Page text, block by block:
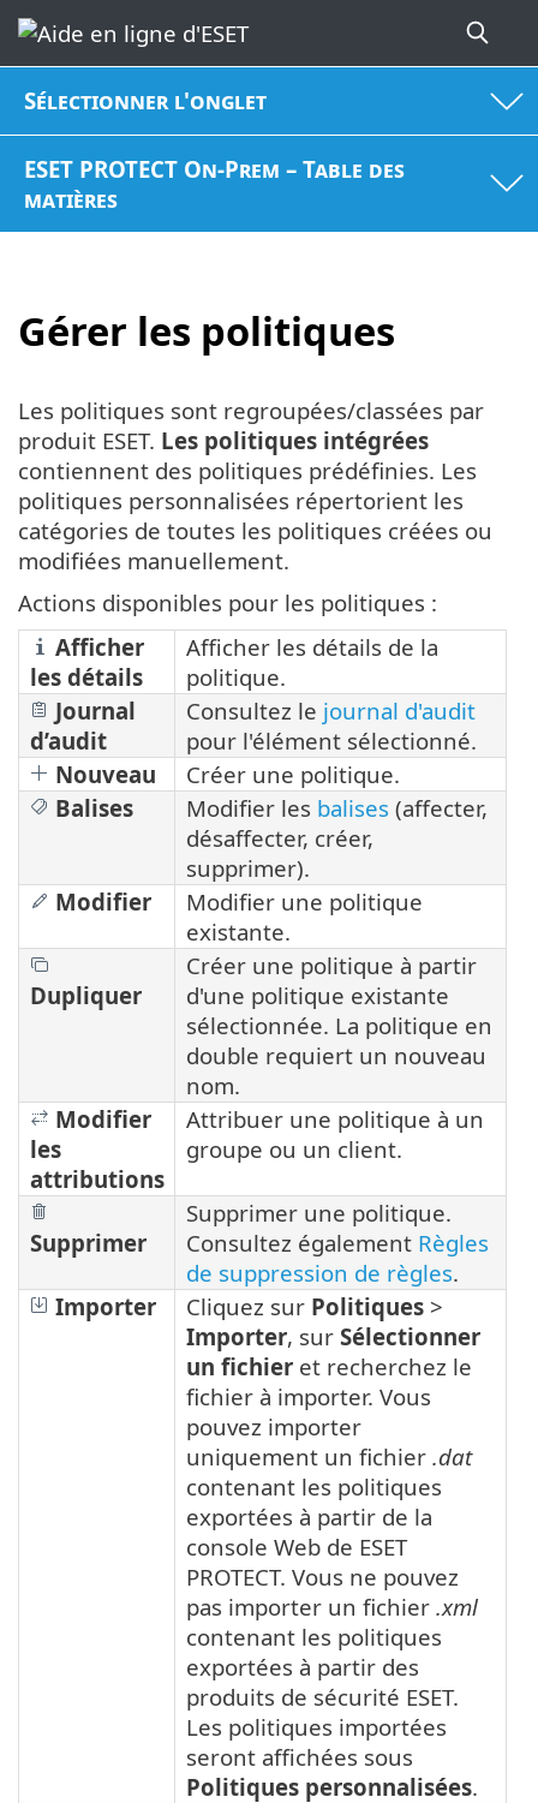
Sélectionner l'onglet
ESET PROTECT On-Prem – Table des
matières
Gérer les politiques
Les politiques sont regroupées/classées par
produit ESET. Les politiques intégrées
contiennent des politiques prédéfinies. Les
politiques personnalisées répertorient les
catégories de toutes les politiques créées ou
modifiées manuellement.
Actions disponibles pour les politiques :
Afficher
les détails
Afficher les détails de la
politique.
Journal
d’audit
Consultez le journal d'audit
pour l'élément sélectionné.
Nouveau
Créer une politique.
Balises
Modifier les balises (affecter,
désaffecter, créer,
supprimer).
Modifier
Modifier une politique
existante.
Dupliquer
Créer une politique à partir
d'une politique existante
sélectionnée. La politique en
double requiert un nouveau
nom.
Modifier
les
attributions
Attribuer une politique à un
groupe ou un client.
Supprimer
Supprimer une politique.
Consultez également Règles
de suppression de règles.
Importer
Cliquez sur Politiques >
Importer, sur Sélectionner
un fichier et recherchez le
fichier à importer. Vous
pouvez importer
uniquement un fichier .dat
contenant les politiques
exportées à partir de la
console Web de ESET
PROTECT. Vous ne pouvez
pas importer un fichier .xml
contenant les politiques
exportées à partir des
produits de sécurité ESET.
Les politiques importées
seront affichées sous
Politiques personnalisées.